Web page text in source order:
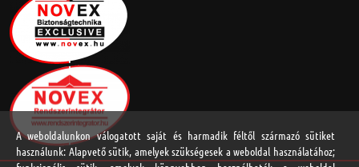
A weboldalunkon válogatott saját és harmadik féltől származó sütiket
használunk: Alapvető sütik, amelyek szükségesek a weboldal használatához;